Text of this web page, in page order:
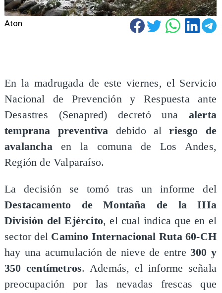
Aton
En la madrugada de este viernes, el Servicio
Nacional de Prevención y Respuesta ante
Desastres (Senapred) decretó una alerta
temprana preventiva debido alriesgo de
avalanchaen la comuna de Los Andes,
Región de Valparaíso.
La decisión se tomó tras un informe del
Destacamento de Montaña de la IIIa
División del Ejército, el cual indica que en el
sector del Camino Internacional Ruta 60-CH
hay una acumulación de nieve de entre 300 y
350 centímetros. Además, el informe señala
preocupación por las nevadas frescas que